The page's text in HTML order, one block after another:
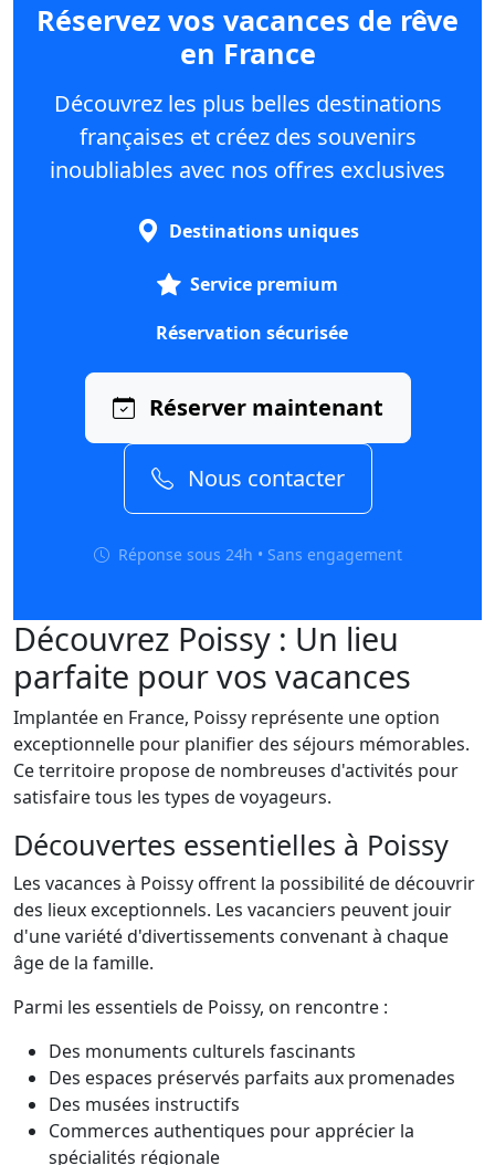
Réservez vos vacances de rêve
en France
Découvrez les plus belles destinations
françaises et créez des souvenirs
inoubliables avec nos offres exclusives
Destinations uniques
Service premium
Réservation sécurisée
Réserver maintenant
Nous contacter
Réponse sous 24h • Sans engagement
Découvrez Poissy : Un lieu
parfaite pour vos vacances
Implantée en France, Poissy représente une option
exceptionnelle pour planifier des séjours mémorables.
Ce territoire propose de nombreuses d'activités pour
satisfaire tous les types de voyageurs.
Découvertes essentielles à Poissy
Les vacances à Poissy offrent la possibilité de découvrir
des lieux exceptionnels. Les vacanciers peuvent jouir
d'une variété d'divertissements convenant à chaque
âge de la famille.
Parmi les essentiels de Poissy, on rencontre :
Des monuments culturels fascinants
Des espaces préservés parfaits aux promenades
Des musées instructifs
Commerces authentiques pour apprécier la
spécialités régionale